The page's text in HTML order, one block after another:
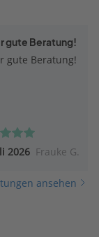
gute Beratung!
gute Beratung!
2026 Frauke G.
ansehen